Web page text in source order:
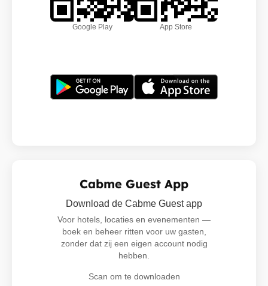
Google Play App Store
Cabme Guest App
Download de Cabme Guest app
Voor hotels, locaties en evenementen —
boek en beheer ritten voor uw gasten,
zonder dat zij een eigen account nodig
hebben.
Scan om te downloaden